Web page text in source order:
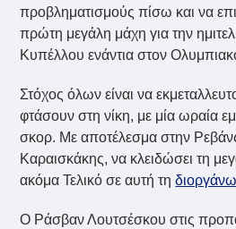
προβληματισμούς πίσω και να
πρώτη μεγάλη μάχη για την
Κυπέλλου ενάντια στον
Στόχος όλων είναι να
φτάσουν στη νίκη, με μία ωραία
σκορ. Με αποτέλεσμα στην
Καραισκάκης, να κλειδώσει τη
ακόμα Τελικό σε αυτή τη
Ο Ράσβαν Λουτσέσκου στις